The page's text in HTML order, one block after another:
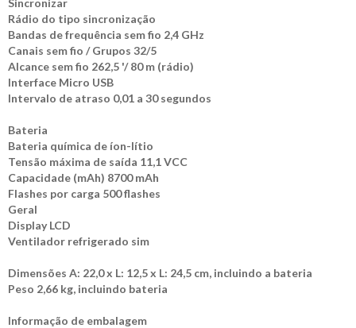
Rádio do tipo sincronização
Bandas de frequência sem fio 2,4 GHz
Canais sem fio / Grupos 32/5
Alcance sem fio 262,5 '/ 80 m (rádio)
Interface Micro USB
Intervalo de atraso 0,01 a 30 segundos
Bateria
Bateria química de íon-lítio
Tensão máxima de saída 11,1 VCC
Capacidade (mAh) 8700 mAh
Flashes por carga 500 flashes
Geral
Display LCD
Ventilador refrigerado sim
Dimensões A: 22,0 x L: 12,5 x L: 24,5 cm, incluindo a bateria
Peso 2,66 kg, incluindo bateria
Informação de embalagem